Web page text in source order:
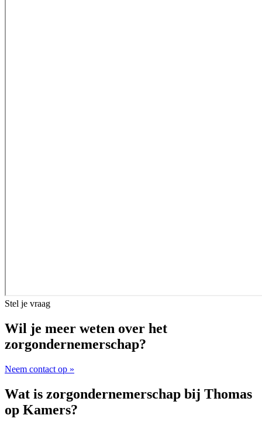
Stel je vraag
Wil je meer weten over het
zorgondernemerschap?
Neem contact op »
Wat is zorgondernemerschap bij Thomas
op Kamers?